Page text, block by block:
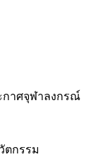
กาศจุฬาลงกรณ์
ตกรรม